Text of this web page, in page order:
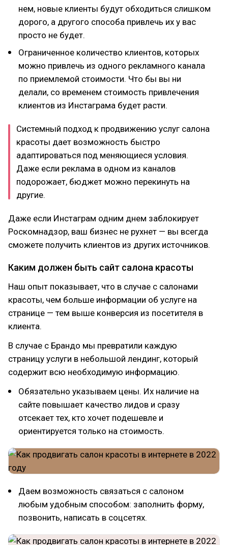
нем, новые клиенты будут обходиться слишком
дорого, а другого способа привлечь их у вас
просто не будет.
Ограниченное количество клиентов, которых
можно привлечь из одного рекламного канала
по приемлемой стоимости. Что бы вы ни
делали, со временем стоимость привлечения
клиентов из Инстаграма будет расти.
Системный подход к продвижению услуг салона
красоты дает возможность быстро
адаптироваться под меняющиеся условия.
Даже если реклама в одном из каналов
подорожает, бюджет можно перекинуть на
другие.
Даже если Инстаграм одним днем заблокирует
Роскомнадзор, ваш бизнес не рухнет — вы всегда
сможете получить клиентов из других источников.
Каким должен быть сайт салона красоты
Наш опыт показывает, что в случае с салонами
красоты, чем больше информации об услуге на
странице — тем выше конверсия из посетителя в
клиента.
В случае с Брандо мы превратили каждую
страницу услуги в небольшой лендинг, который
содержит всю необходимую информацию.
Обязательно указываем цены. Их наличие на
сайте повышает качество лидов и сразу
отсекает тех, кто хочет подешевле и
ориентируется только на стоимость.
Даем возможность связаться с салоном
любым удобным способом: заполнить форму,
позвонить, написать в соцсетях.